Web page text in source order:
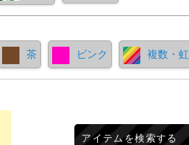
茶 ピンク 複数・虹
アイテムを検索する